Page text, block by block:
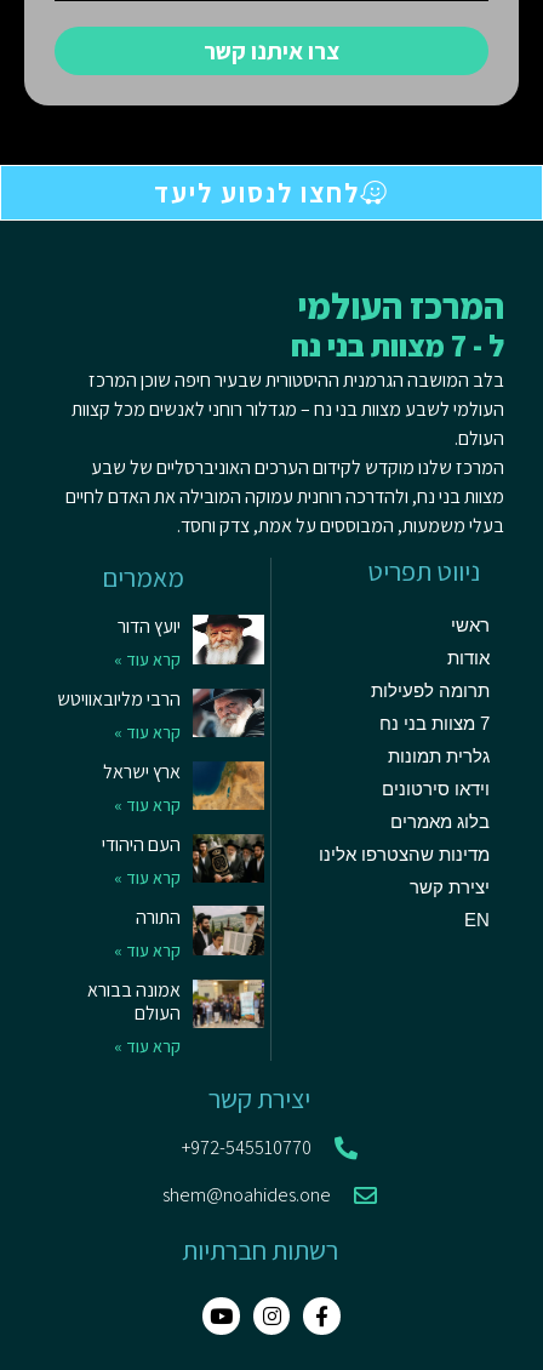
צרו איתנו קשר
לחצו לנסוע ליעד
המרכז העולמי
ל - 7 מצוות בני נח
בלב המושבה הגרמנית ההיסטורית שבעיר חיפה שוכן המרכז
העולמי לשבע מצוות בני נח – מגדלור רוחני לאנשים מכל קצוות
העולם.
המרכז שלנו מוקדש לקידום הערכים האוניברסליים של שבע
מצוות בני נח, ולהדרכה רוחנית עמוקה המובילה את האדם לחיים
בעלי משמעות, המבוססים על אמת, צדק וחסד.
ניווט תפריט
ראשי
אודות
תרומה לפעילות
7 מצוות בני נח
גלרית תמונות
וידאו סירטונים
בלוג מאמרים
מדינות שהצטרפו אלינו
יצירת קשר
EN
מאמרים
יועץ הדור
קרא עוד »
הרבי מליובאוויטש
קרא עוד »
ארץ ישראל
קרא עוד »
העם היהודי
קרא עוד »
התורה
קרא עוד »
אמונה בבורא
העולם
קרא עוד »
יצירת קשר
972-545510770+
shem@noahides.one
רשתות חברתיות